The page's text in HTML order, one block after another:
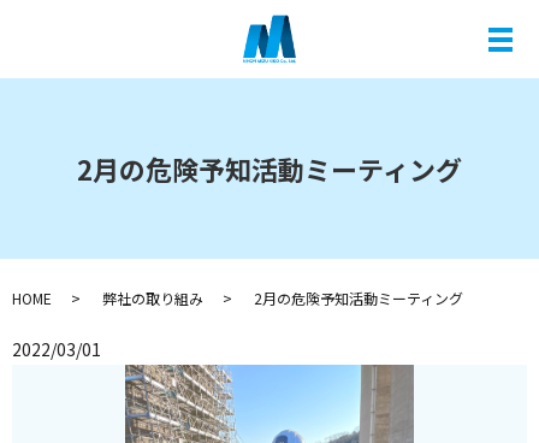
メ
2月の危険予知活動ミーティング
HOME 弊社の取り組み 2月の危険予知活動ミーティング
2022/03/01